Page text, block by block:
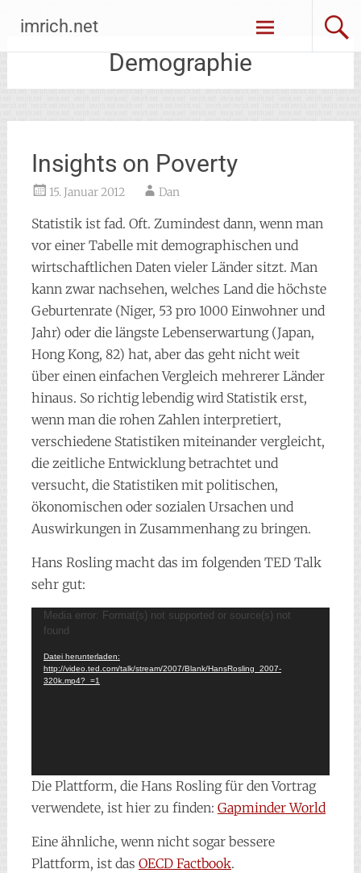
Inhalt
springen
imrich.net
Demographie
Insights on Poverty
15. Januar 2012 Dan
Statistik ist fad. Oft. Zumindest dann, wenn man
vor einer Tabelle mit demographischen und
wirtschaftlichen Daten vieler Länder sitzt. Man
kann zwar nachsehen, welches Land die höchste
Geburtenrate (Niger, 53 pro 1000 Einwohner und
Jahr) oder die längste Lebenserwartung (Japan,
Hong Kong, 82) hat, aber das geht nicht weit
über einen einfachen Vergleich mehrerer Länder
hinaus. So richtig lebendig wird Statistik erst,
wenn man die rohen Zahlen interpretiert,
verschiedene Statistiken miteinander vergleicht,
die zeitliche Entwicklung betrachtet und
versucht, die Statistiken mit politischen,
ökonomischen oder sozialen Ursachen und
Auswirkungen in Zusammenhang zu bringen.
Hans Rosling macht das im folgenden TED Talk
sehr gut:
Video-
Player
Media error: Format(s) not supported or source(s) not
found
Datei herunterladen:
http://video.ted.com/talk/stream/2007/Blank/HansRosling_2007-
320k.mp4?_=1
Die Plattform, die Hans Rosling für den Vortrag
verwendete, ist hier zu finden: Gapminder World
Eine ähnliche, wenn nicht sogar bessere
Plattform, ist das OECD Factbook.